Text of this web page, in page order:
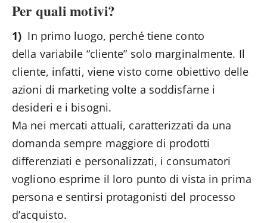
Per quali motivi?
1) In primo luogo, perché tiene conto
della variabile “cliente” solo marginalmente. Il
cliente, infatti, viene visto come obiettivo delle
azioni di marketing volte a soddisfarne i
desideri e i bisogni.
Ma nei mercati attuali, caratterizzati da una
domanda sempre maggiore di prodotti
differenziati e personalizzati, i consumatori
vogliono esprime il loro punto di vista in prima
persona e sentirsi protagonisti del processo
d’acquisto.